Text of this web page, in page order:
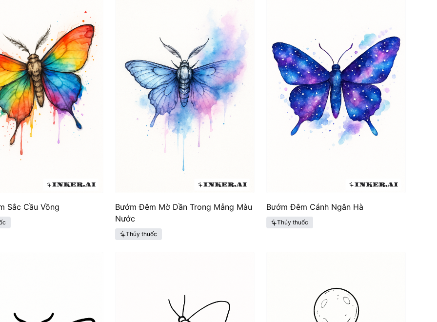
Sắc Cầu Vồng
Bướm Đêm Mờ Dần Trong Mảng Màu
Nước
Thủy thuốc
Bướm Đêm Cánh Ngân Hà
Thủy thuốc